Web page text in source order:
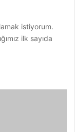
istiyorum.
ilk sayıda